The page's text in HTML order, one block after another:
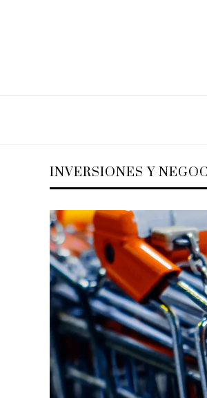
INVERSIONES Y